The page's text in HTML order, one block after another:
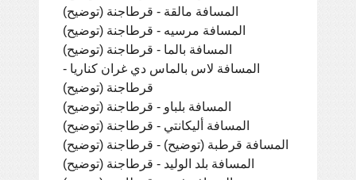
المسافة مالقة - قرطاجنة (توضيح)
المسافة مرسيه - قرطاجنة (توضيح)
المسافة بالما - قرطاجنة (توضيح)
المسافة لاس بالماس دي غران كناريا -
قرطاجنة (توضيح)
المسافة بلباو - قرطاجنة (توضيح)
المسافة أليكانتي - قرطاجنة (توضيح)
المسافة قرطبة (توضيح) - قرطاجنة (توضيح)
المسافة بلد الوليد - قرطاجنة (توضيح)